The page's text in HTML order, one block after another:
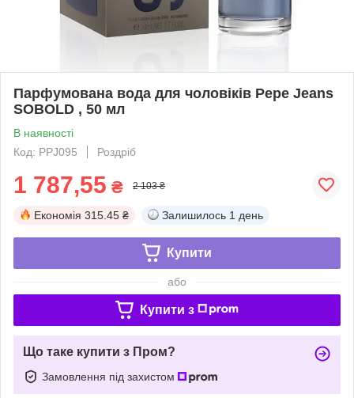
Парфумована вода для чоловіків Pepe Jeans
SOBOLD , 50 мл
В наявності
Код: PPJ095
Роздріб
1 787,55 ₴ 2 103 ₴
Економія 315.45 ₴ Залишилось 1 день
Купити
або
Купити з
Що таке купити з Пром?
Замовлення під захистом